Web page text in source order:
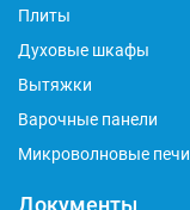
Плиты
Духовые шкафы
Вытяжки
Варочные панели
Микроволновые печи
Документы